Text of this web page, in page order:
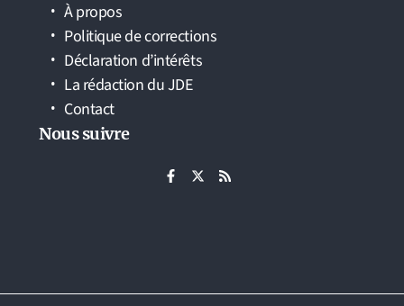
À propos
Politique de corrections
Déclaration d’intérêts
La rédaction du JDE
Contact
Nous suivre